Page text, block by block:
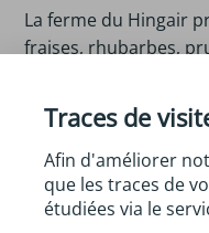
La ferme du Hingair
fraises, rhubarbes,
sol vivant.
Traces de
Afin d'améliorer
que les traces de
étudiées via le